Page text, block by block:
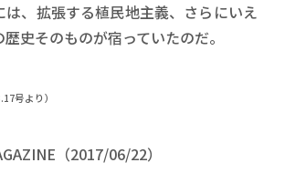
は、拡張する植民地主義、さらにいえ
史そのものが宿っていたのだ。
号より）
（2017/06/22）